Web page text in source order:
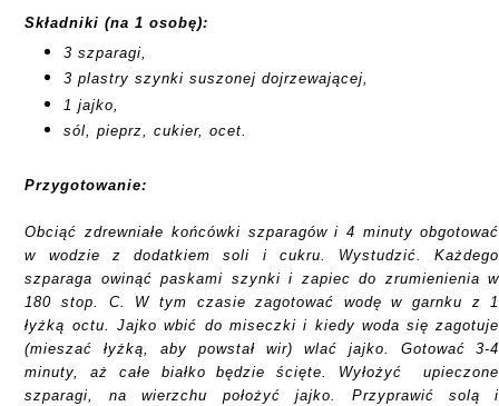
Składniki (na 1 osobę):
3 szparagi,
3 plastry szynki suszonej dojrzewającej,
1 jajko,
sól, pieprz, cukier, ocet.
Przygotowanie:
Obciąć zdrewniałe końcówki szparagów i 4 minuty obgotować
w wodzie z dodatkiem soli i cukru. Wystudzić. Każdego
szparaga owinąć paskami szynki i zapiec do zrumienienia w
180 stop. C. W tym czasie zagotować wodę w garnku z 1
łyżką octu. Jajko wbić do miseczki i kiedy woda się zagotuje
(mieszać łyżką, aby powstał wir) wlać jajko. Gotować 3-4
minuty, aż całe białko będzie ścięte. Wyłożyć upieczone
szparagi, na wierzchu położyć jajko. Przyprawić solą i